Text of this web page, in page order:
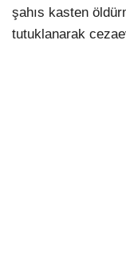
şahıs kasten
tutuklanarak